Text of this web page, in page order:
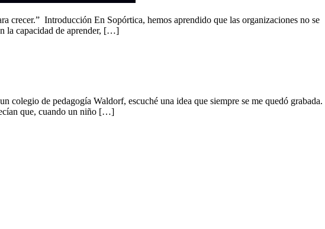
crecer.” Introducción En Sopórtica, hemos aprendido que las organizaciones no se
la capacidad de aprender, […]
de pedagogía Waldorf, escuché una idea que siempre se me quedó grabada.
que, cuando un niño […]